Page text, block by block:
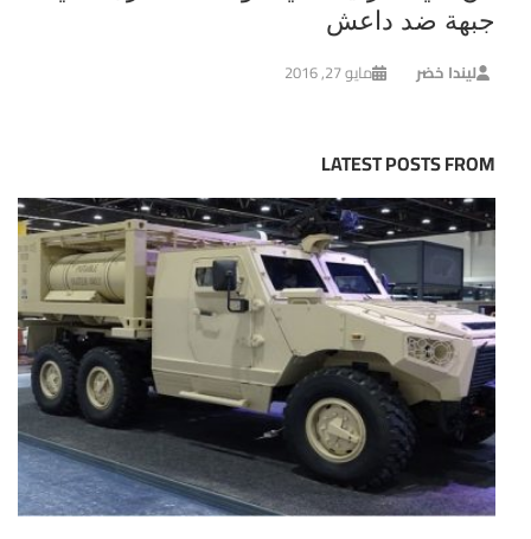
جبهة ضد داعش
ليندا خضر مايو 27, 2016
LATEST POSTS FROM